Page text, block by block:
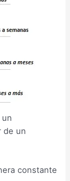
un
de un
constante